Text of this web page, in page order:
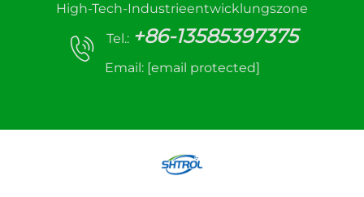
High-Tech-Industrieentwicklungszone
Tel.: +86-13585397375
Email: [email protected]